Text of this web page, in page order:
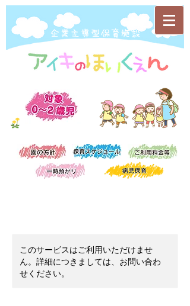
​企業主導型保育施設
このサービスはご利用いただけませ
ん。詳細につきましては、お問い合わ
せください。